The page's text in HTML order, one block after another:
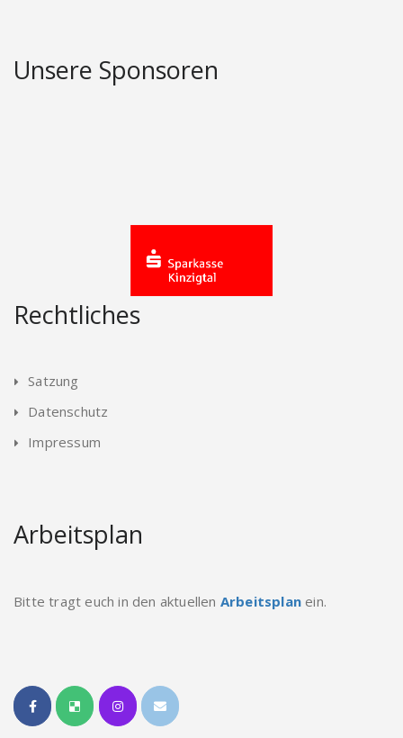
Unsere Sponsoren
Rechtliches
Satzung
Datenschutz
Impressum
Arbeitsplan
Bitte tragt euch in den aktuellen Arbeitsplan ein.